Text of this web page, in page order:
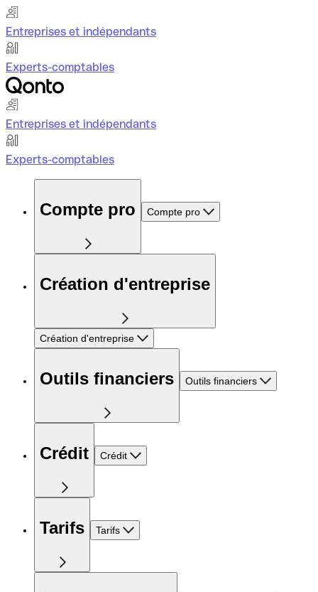
Entreprises et indépendants
Experts-comptables
Entreprises et indépendants
Experts-comptables
Compte pro Compte pro
Création d'entreprise
Création d'entreprise
Outils financiers Outils financiers
Crédit Crédit
Tarifs Tarifs